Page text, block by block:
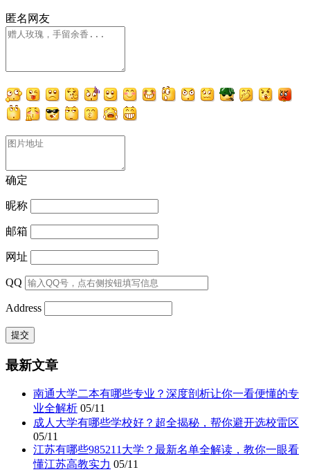
匿名网友
确定
昵称
邮箱
网址
QQ
Address
最新文章
南通大学二本有哪些专业？深度剖析让你一看便懂的专
业全解析 05/11
成人大学有哪些学校好？超全揭秘，帮你避开选校雷区
05/11
江苏有哪些985211大学？最新名单全解读，教你一眼看
懂江苏高教实力 05/11